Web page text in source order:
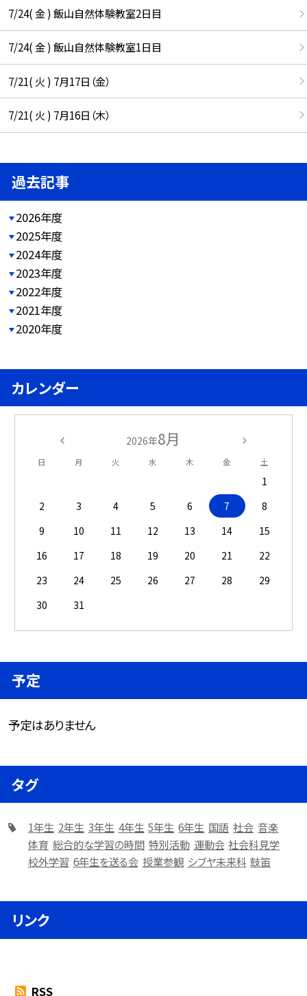
7/24( 金 ) 飯山自然体験教室2日目
7/24( 金 ) 飯山自然体験教室1日目
7/21( 火 ) 7月17日（金）
7/21( 火 ) 7月16日（木）
過去記事
2026年度
2025年度
2024年度
2023年度
2022年度
2021年度
2020年度
カレンダー
2026年8月
日 月 火 水 木 金 土
1
2
3 4 5 6 7
8
9
10 11 12 13 14
15
16
17 18 19 20 21
22
23
24 25 26 27 28
29
30
31
予定
予定はありません
タグ
1年生 2年生 3年生 4年生 5年生 6年生 国語 社会 音楽
体育 総合的な学習の時間 特別活動 運動会 社会科見学
校外学習 6年生を送る会 授業参観 シブヤ未来科 鼓笛
リンク
RSS